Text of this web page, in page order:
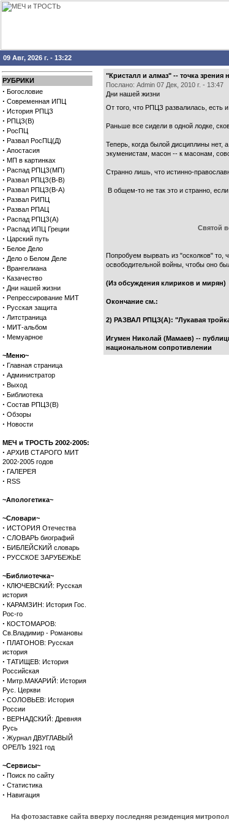
09 Авг, 2026 г. - 13:22
РУБРИКИ
· Богословие
· Современная ИПЦ
· История РПЦЗ
· РПЦЗ(В)
· РосПЦ
· Развал РосПЦ(Д)
· Апостасия
· МП в картинках
· Распад РПЦЗ(МП)
· Развал РПЦЗ(В-В)
· Развал РПЦЗ(В-А)
· Развал РИПЦ
· Развал РПАЦ
· Распад РПЦЗ(А)
· Распад ИПЦ Греции
· Царский путь
· Белое Дело
· Дело о Белом Деле
· Врангелиана
· Казачество
· Дни нашей жизни
· Репрессирование МИТ
· Русская защита
· Литстраница
· МИТ-альбом
· Мемуарное
~Меню~
· Главная страница
· Администратор
· Выход
· Библиотека
· Состав РПЦЗ(В)
· Обзоры
· Новости
МЕЧ и ТРОСТЬ 2002-2005:
· АРХИВ СТАРОГО МИТ
2002-2005 годов
· ГАЛЕРЕЯ
· RSS
~Апологетика~
~Словари~
· ИСТОРИЯ Отечества
· СЛОВАРЬ биографий
· БИБЛЕЙСКИЙ словарь
· РУССКОЕ ЗАРУБЕЖЬЕ
~Библиотечка~
· КЛЮЧЕВСКИЙ: Русская
история
· КАРАМЗИН: История Гос.
Рос-го
· КОСТОМАРОВ:
Св.Владимир - Романовы
· ПЛАТОНОВ: Русская
история
· ТАТИЩЕВ: История
Российская
· Митр.МАКАРИЙ: История
Рус. Церкви
· СОЛОВЬЕВ: История
России
· ВЕРНАДСКИЙ: Древняя
Русь
· Журнал ДВУГЛАВЫЙ
ОРЕЛЪ 1921 год
~Сервисы~
· Поиск по сайту
· Статистика
· Навигация
"Кристалл и алмаз" -- точка
Послано: Admin 07 Дек, 2010 г. - 13:47
Дни нашей жизни
От того, что РПЦЗ развалилась, есть
Раньше все сидели в одной лодке,
Теперь, когда былой дисциплины нет,
экуменистам, масон -- к масонам,
Странно лишь, что истинно-
В общем-то не так это и странно,
Святой
Попробуем вырвать из "осколков" то,
освободительной войны, чтобы оно
(Из обсуждения клириков и мирян)
Окончание см.:
2) РАЗВАЛ РПЦЗ(А): "Лукавая
Игумен Николай (Мамаев) --
национальном сопротивлении
На фотозаставке сайта вверху последняя резиденция